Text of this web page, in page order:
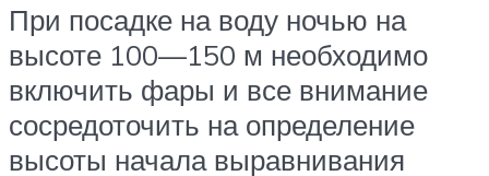
При посадке на воду ночью на
высоте 100—150 м необходимо
включить фары и все внимание
сосредоточить на определение
высоты начала выравнивания